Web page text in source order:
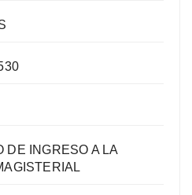
DE INGRESO A LA